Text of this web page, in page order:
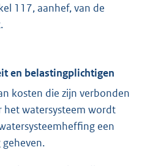
117, aanhef, van de
en belastingplichtigen
kosten die zijn verbonden
het watersysteem wordt
een